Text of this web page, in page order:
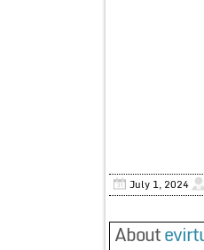
July 1, 2024
About